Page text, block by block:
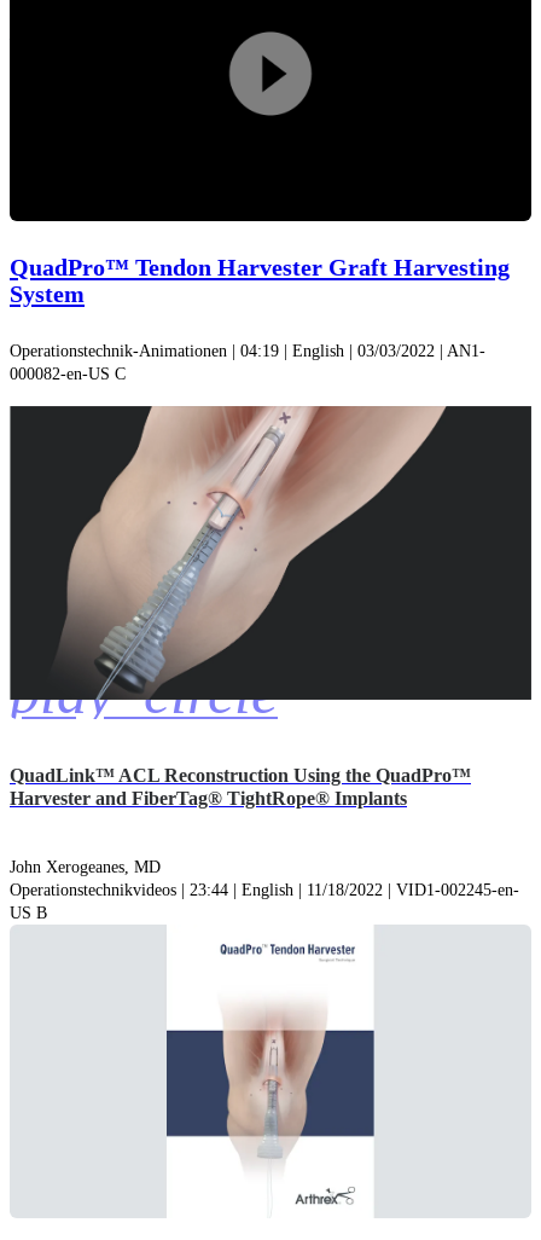
. 2007;23(7):744-750. doi:10.1016/j.arthro.2007.01.032
4. Krebs N, Yaish A, O’Neill N. Anatomic evaluation of the
quadriceps tendon in cadaveric specimens: application for anterior
Video
QuadPro™ Tendon Harvester Graft Harvesting
System
Operationstechnik-Animationen | 04:19 | English | 03/03/2022 | AN1-
000082-en-US C
play_circle
QuadLink™ ACL Reconstruction Using the QuadPro™
Harvester and FiberTag® TightRope® Implants
John Xerogeanes, MD
Operationstechnikvideos | 23:44 | English | 11/18/2022 | VID1-002245-en-
US B